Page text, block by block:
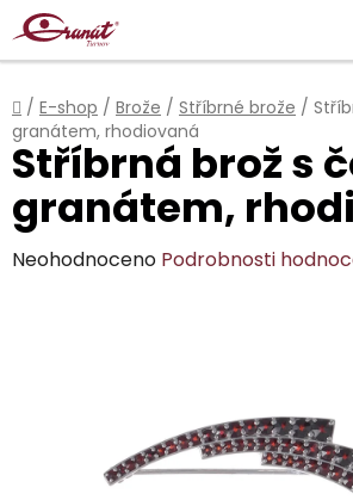
Přejít
na
obsah
Domů
/ E-shop / Brože / Stříbrné brože /
granátem, rhodiovaná
Stříbrná brož s
granátem,
Průměrné
hvězdiček.
Neohodnoceno Podrobnosti